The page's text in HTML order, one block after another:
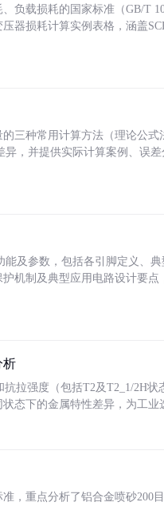
负载损耗的国家标准（GB/T
器损耗计算实例表格，涵盖
三种常用计算方法（理论公
异，并提供实际计算案例、误
能及参数，包括各引脚定义、
机制及典型应用电路设计要
析
拉强度（包括T2及T2_1/2H
态下的金属特性差异，为工业
，重点分析了铝合金喷砂200